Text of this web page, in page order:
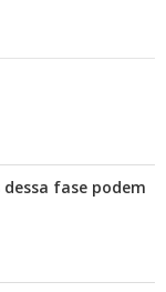
fase podem